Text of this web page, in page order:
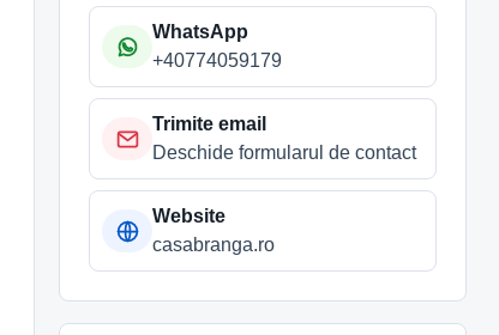
WhatsApp
+40774059179
Trimite email
Deschide formularul de contact
Website
casabranga.ro